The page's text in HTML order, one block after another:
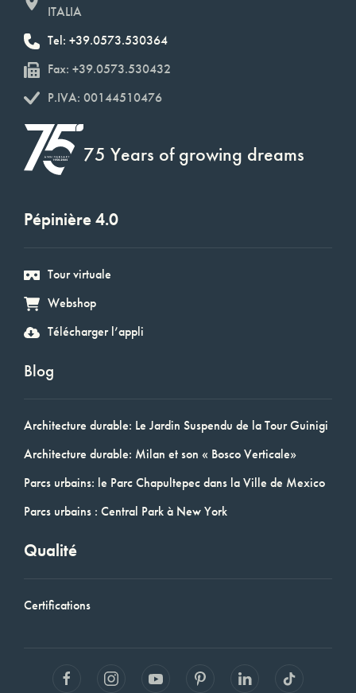
ITALIA
Tel: +39.0573.530364
Fax: +39.0573.530432
P.IVA: 00144510476
75 Years of growing dreams
Pépinière 4.0
Tour virtuale
Webshop
Télécharger l’appli
Blog
Architecture durable: Le Jardin Suspendu de la Tour Guinigi
Architecture durable: Milan et son « Bosco Verticale»
Parcs urbains: le Parc Chapultepec dans la Ville de Mexico
Parcs urbains : Central Park à New York
Qualité
Certifications